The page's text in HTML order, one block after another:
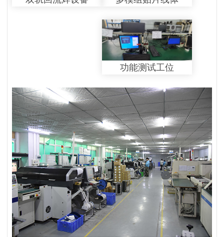
功能测试工位